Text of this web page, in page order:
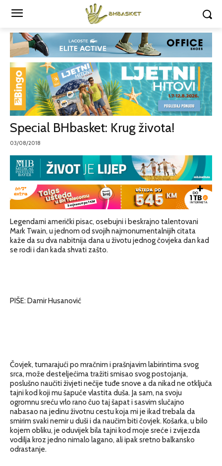
Special BHbasket: Krug života!
03/08/2018
Legendarni američki pisac, osebujni i beskrajno talentovani
Mark Twain, u jednom od svojih najmonumentalnijih citata
kaže da su dva nabitnija dana u životu jednog čovjeka dan kad
se rodi i dan kada shvati zašto.
PIŠE: Damir Husanović
Čovjek, tumarajući po mračnim i prašnjavim labirintima svog
srca, može desteljećima tražiti smisao svog postojanja,
poslušno naučiti živjeti nečije tuđe snove a da nikad ne otključa
tajni kod koji mu šapuće vlastita duša. Ja sam, na svoju
ogromnu sreću vrlo rano čuo taj šapat i sasvim slučajno
nabasao na jedinu životnu cestu koja mi je ikad trebala da
smirim svaki nemir u duši i da naučim biti čovjek. Košarka, u bilo
kojem obliku, je oduvijek bila tajni kod moje sreće i zvijezda
vodilja kroz jedno nimalo lagano, ali ipak sretno balkansko
odrastanje.